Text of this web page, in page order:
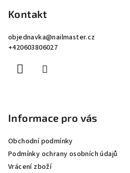
Kontakt
objednavka@nailmaster.cz
+420603806027
Informace pro vás
Obchodní podmínky
Podmínky ochrany osobních údajů
Vrácení zboží